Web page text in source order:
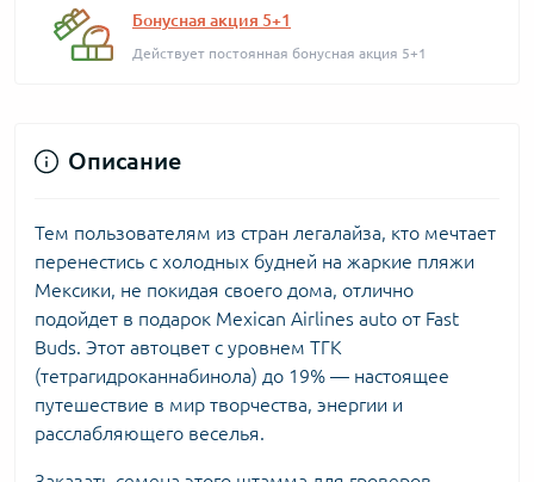
Бонусная акция 5+1
Действует постоянная бонусная акция 5+1
Описание
Тем пользователям из стран легалайза, кто мечтает
перенестись с холодных будней на жаркие пляжи
Мексики, не покидая своего дома, отлично
подойдет в подарок Mexican Airlines auto от Fast
Buds. Этот автоцвет с уровнем ТГК
(тетрагидроканнабинола) до 19% — настоящее
путешествие в мир творчества, энергии и
расслабляющего веселья.